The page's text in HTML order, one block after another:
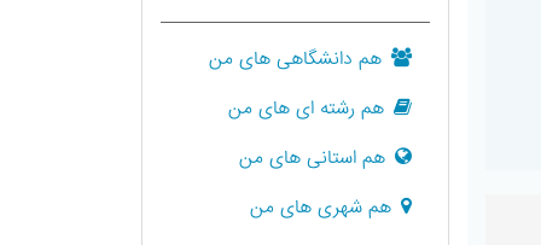
هم دانشگاهی های من
هم رشته ای های من
هم استانی های من
هم شهری های من